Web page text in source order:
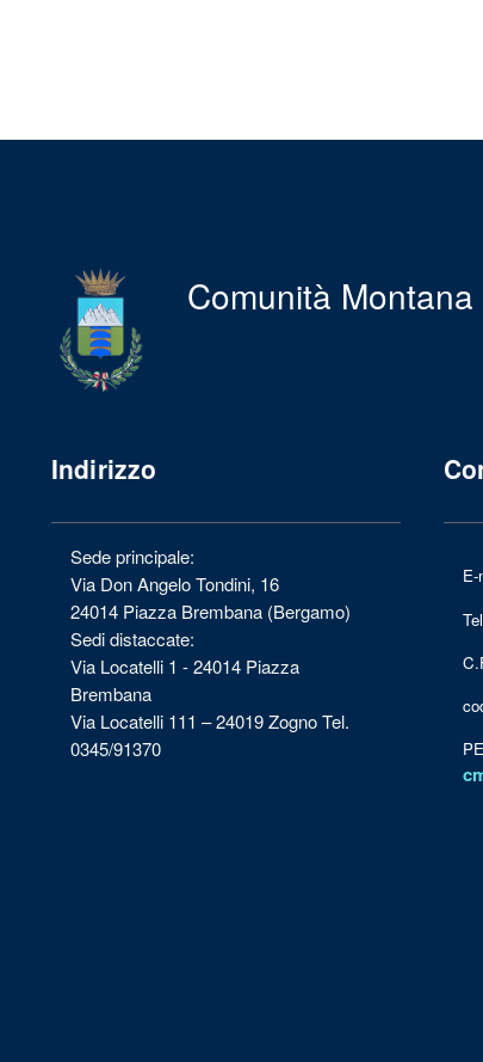
Comunità
Indirizzo
Sede principale:
Via Don Angelo Tondini, 16
24014 Piazza Brembana (Bergamo)
Sedi distaccate:
Via Locatelli 1 - 24014 Piazza
Brembana
Via Locatelli 111 – 24019 Zogno Tel.
0345/91370
E-